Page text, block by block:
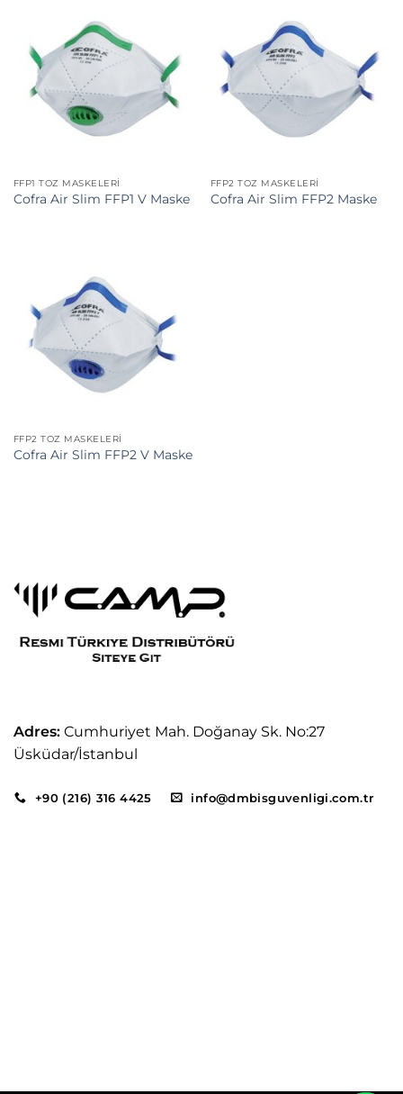
FFP1 TOZ MASKELERI
Cofra Air Slim FFP1 V Maske
FFP2 TOZ MASKELERI
Cofra Air Slim FFP2 Maske
FFP2 TOZ MASKELERI
Cofra Air Slim FFP2 V Maske
Adres: Cumhuriyet Mah. Doğanay Sk. No:27
Üsküdar/İstanbul
+90 (216) 316 4425 info@dmbisguvenligi.com.tr